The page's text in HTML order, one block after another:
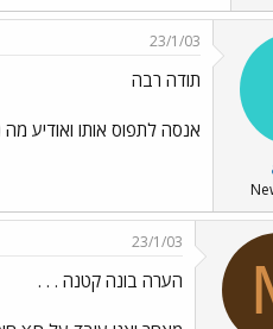
23/1/03
תודה רבה
אנסה לתפוס אותו ואודיע
23/1/03
הערה בונה קטנה . . .